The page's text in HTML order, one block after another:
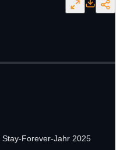
Stay-Forever-Jahr 2025